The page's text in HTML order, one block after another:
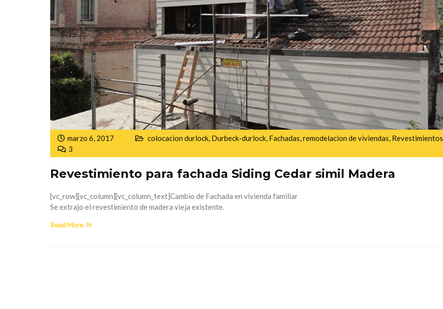
marzo 6, 2017 colocacion durlock, Durbeck-durlock, Fachadas,remodelacion de viviendas, Revestimientos
3
Revestimiento para fachada Siding Cedar simil Madera
[vc_row][vc_column][vc_column_text]Cambio de Fachada en vivienda familiar
Se extrajo el revestimiento de madera vieja existente.
Read More